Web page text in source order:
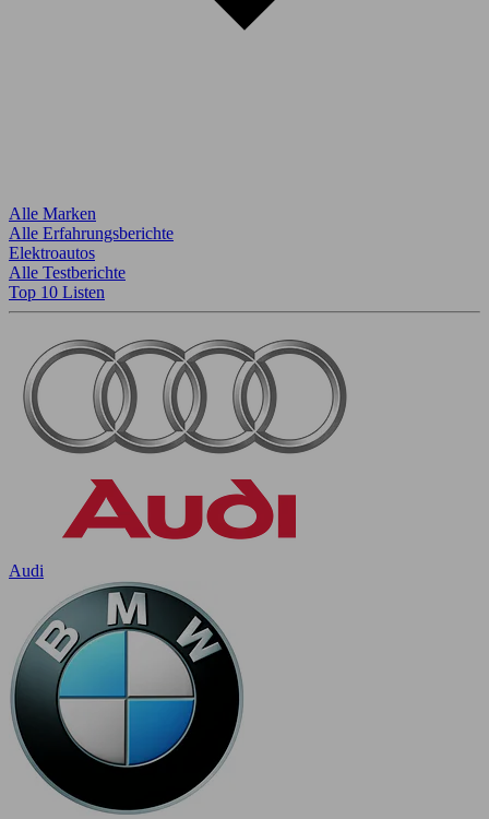
Alle Marken
Alle Erfahrungsberichte
Elektroautos
Alle Testberichte
Top 10 Listen
Audi